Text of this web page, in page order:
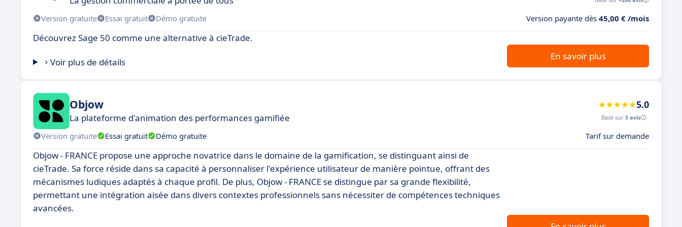
Version gratuite Essai gratuit Démo gratuite Version payante dès 45,00 € /mois
Découvrez Sage 50 comme une alternative à cieTrade.
Voir plus de détails
En savoir plus
Objow
La plateforme d'animation des performances gamifiée
5.0
Basé sur 5 avis
Version gratuite Essai gratuit Démo gratuite Tarif sur demande
Objow - FRANCE propose une approche novatrice dans le domaine de la gamification, se distinguant ainsi de
cieTrade. Sa force réside dans sa capacité à personnaliser l'expérience utilisateur de manière pointue, offrant des
mécanismes ludiques adaptés à chaque profil. De plus, Objow - FRANCE se distingue par sa grande flexibilité,
permettant une intégration aisée dans divers contextes professionnels sans nécessiter de compétences techniques
avancées.